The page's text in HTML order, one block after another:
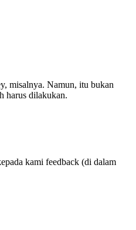
misalnya. Namun, itu bukan
harus dilakukan.
kami feedback (di dalam